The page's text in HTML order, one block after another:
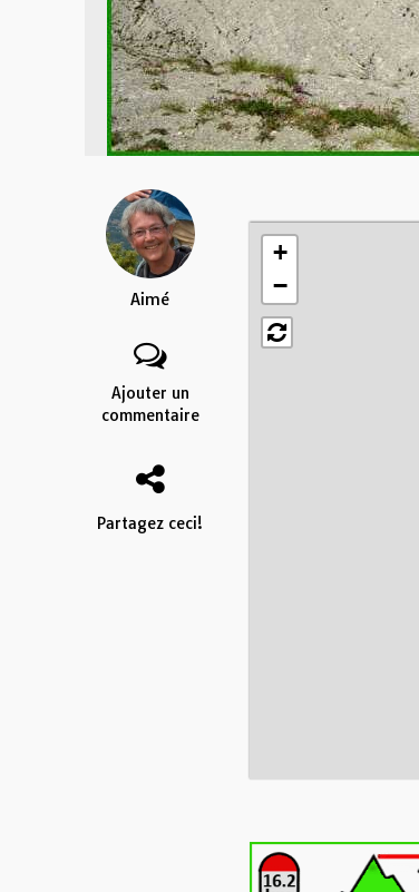
Aimé
Ajouter un
commentaire
Partagez ceci!
+
−